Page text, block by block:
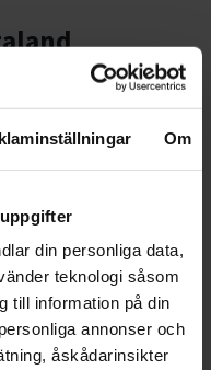
Om
din personliga data,
teknologi såsom
till information på din
annonser och
åskådarinsikter
de där bilderna
av årstiderna.
frisk luft och
möjligheter att
motiv och
och fåglar till att fånga
Prova dig fram, gör om,